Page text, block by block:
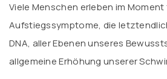
Viele Menschen erleben im
Aufstiegssymptome, die
DNA, aller Ebenen unseres
allgemeine Erhöhung unserer